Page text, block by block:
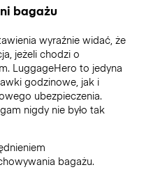
bagażu
wyraźnie widać, że
jeżeli chodzi o
. LuggageHero to jedyna
godzinowe, jak i
ubezpieczenia.
nigdy nie było tak
bagażu.